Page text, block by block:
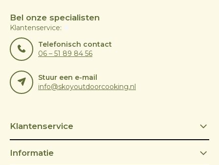
Bel onze specialisten
Klantenservice:
Telefonisch contact
06 – 51 89 84 56
Stuur een e-mail
info@skoyoutdoorcooking.nl
Klantenservice
Informatie